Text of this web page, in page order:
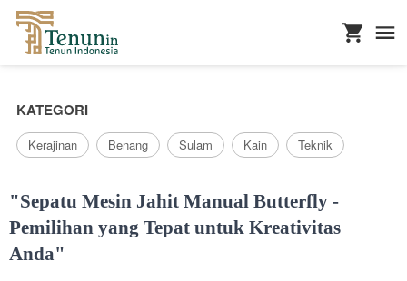
KATEGORI
Kerajinan Benang Sulam Kain Teknik
"Sepatu Mesin Jahit Manual Butterfly -
Pemilihan yang Tepat untuk Kreativitas
Anda"